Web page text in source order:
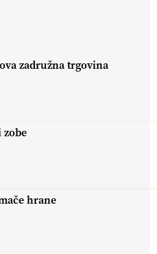
#CAP
@EUAgri #imcap #cap #eco #skp
zadružna trgovina
zobe
hrane